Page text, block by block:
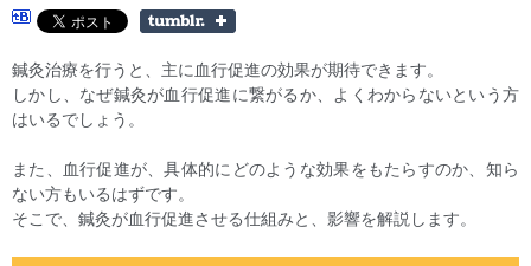
鍼灸治療を行うと、主に血行促進の効果が期待できます。
しかし、なぜ鍼灸が血行促進に繋がるか、よくわからないという方
はいるでしょう。
また、血行促進が、具体的にどのような効果をもたらすのか、知ら
ない方もいるはずです。
そこで、鍼灸が血行促進させる仕組みと、影響を解説します。